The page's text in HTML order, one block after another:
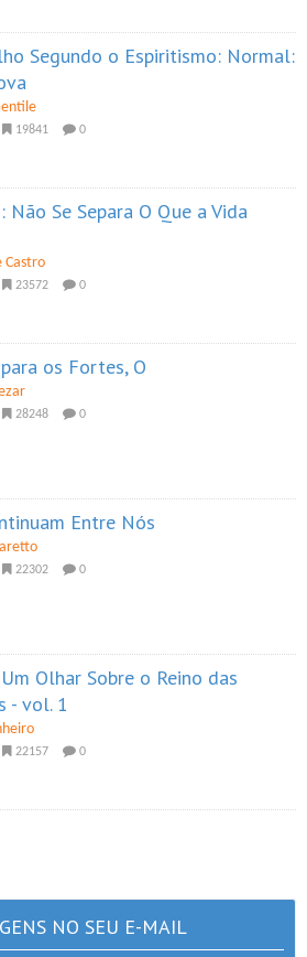
Segundo o Espiritismo: Normal:
19841 0
Não Se Separa O Que a Vida
Castro
23572 0
os Fortes, O
28248 0
Entre Nós
22302 0
Olhar Sobre o Reino das
- vol. 1
22157 0
NO SEU E-MAIL